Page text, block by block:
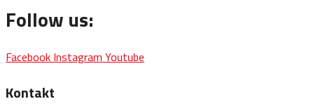
Follow us:
Facebook Instagram Youtube
Kontakt